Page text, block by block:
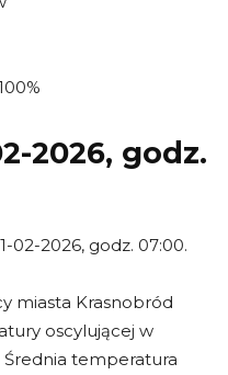
2026, godz.
02-2026, godz. 07:00.
miasta Krasnobród
oscylującej w
Średnia temperatura